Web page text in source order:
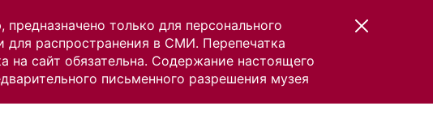
только для персонального
для распространения в СМИ. Перепечатка
на сайт обязательна. Содержание настоящего
письменного разрешения музея